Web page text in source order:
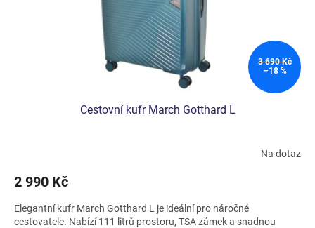
3 690 Kč
–18 %
Cestovní kufr March Gotthard L
Na dotaz
2 990 Kč
Elegantní kufr March Gotthard L je ideální pro náročné
cestovatele. Nabízí 111 litrů prostoru, TSA zámek a snadnou